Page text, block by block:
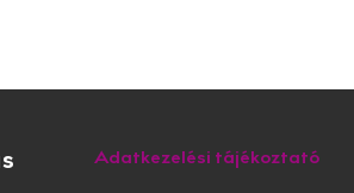
Adatkezelési tájékoztató